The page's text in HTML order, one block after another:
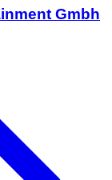
Gmbh